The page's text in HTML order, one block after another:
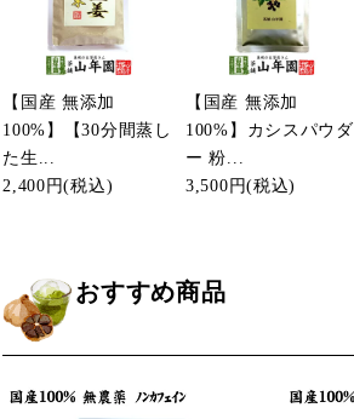
【国産 無添加
100%】【30分間蒸し
た生...
2,400円(税込)
【国産 無添加
100%】カシスパウダ
ー 粉...
3,500円(税込)
おすすめ商品